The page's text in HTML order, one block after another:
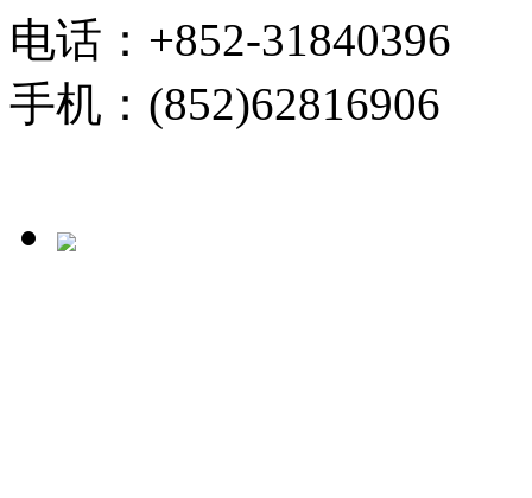
电话：+852-31840396
手机：(852)62816906